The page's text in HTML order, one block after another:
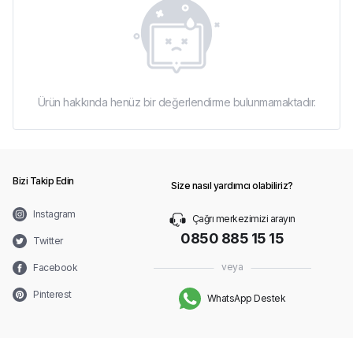
Ürün hakkında henüz bir değerlendirme bulunmamaktadır.
Bizi Takip Edin
Instagram
Twitter
Facebook
Pinterest
Size nasıl yardımcı olabiliriz?
Çağrı merkezimizi arayın
0850 885 15 15
veya
WhatsApp Destek